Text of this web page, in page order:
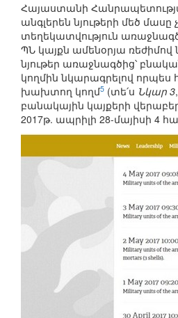
Հայաստանի
անգլերեն նյութերի մեծ մասը
տեղեկատվություն
ՊՆ կայքն ամենօրյա ռեժիմով
նյութեր առաջնագծից՝
կողմին նկարագրելով
խախտող կողմ5 (տե՛ս Նկար 3
բանակային կայքերի
2017թ. ապրիլի 28-մայիսի 4